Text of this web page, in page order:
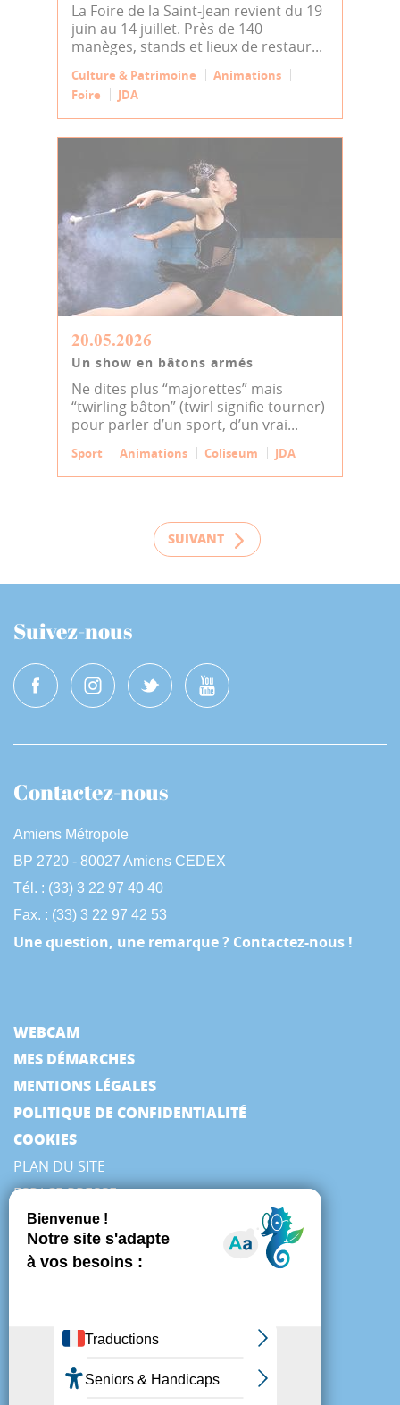
La Foire de la Saint-Jean revient du 19
juin au 14 juillet. Près de 140
manèges, stands et lieux de restaur...
Culture & Patrimoine
Animations
Foire
JDA
20.05.2026
Un show en bâtons armés
Ne dites plus “majorettes” mais
“twirling bâton” (twirl signifie tourner)
pour parler d’un sport, d’un vrai...
Sport Animations Coliseum JDA
SUIVANT
Suivez-nous
Contactez-nous
Amiens Métropole
BP 2720 - 80027 Amiens CEDEX
Tél. : (33) 3 22 97 40 40
Fax. : (33) 3 22 97 42 53
Une question, une remarque ? Contactez-nous !
WEBCAM
MES DÉMARCHES
MENTIONS LÉGALES
POLITIQUE DE CONFIDENTIALITÉ
COOKIES
PLAN DU SITE
ESPACE PRESSE